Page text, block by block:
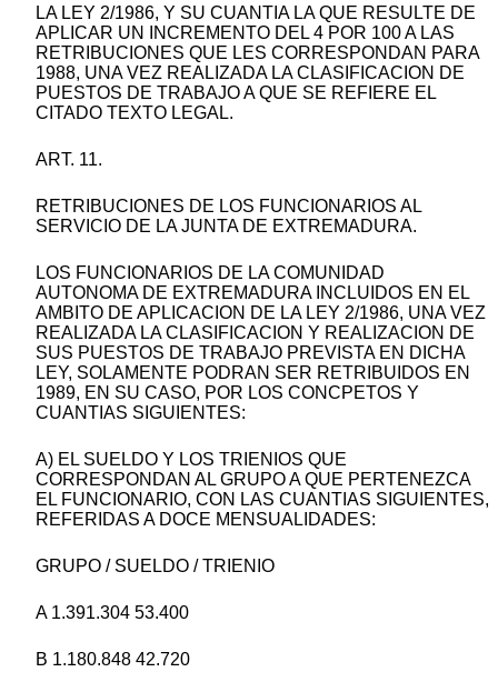
LA LEY 2/1986, Y SU CUANTIA LA QUE RESULTE DE
APLICAR UN INCREMENTO DEL 4 POR 100 A LAS
RETRIBUCIONES QUE LES CORRESPONDAN PARA
1988, UNA VEZ REALIZADA LA CLASIFICACION DE
PUESTOS DE TRABAJO A QUE SE REFIERE EL
CITADO TEXTO LEGAL.
ART. 11.
RETRIBUCIONES DE LOS FUNCIONARIOS AL
SERVICIO DE LA JUNTA DE EXTREMADURA.
LOS FUNCIONARIOS DE LA COMUNIDAD
AUTONOMA DE EXTREMADURA INCLUIDOS EN EL
AMBITO DE APLICACION DE LA LEY 2/1986, UNA VEZ
REALIZADA LA CLASIFICACION Y REALIZACION DE
SUS PUESTOS DE TRABAJO PREVISTA EN DICHA
LEY, SOLAMENTE PODRAN SER RETRIBUIDOS EN
1989, EN SU CASO, POR LOS CONCPETOS Y
CUANTIAS SIGUIENTES:
A) EL SUELDO Y LOS TRIENIOS QUE
CORRESPONDAN AL GRUPO A QUE PERTENEZCA
EL FUNCIONARIO, CON LAS CUANTIAS SIGUIENTES,
REFERIDAS A DOCE MENSUALIDADES:
GRUPO / SUELDO / TRIENIO
A 1.391.304 53.400
B 1.180.848 42.720